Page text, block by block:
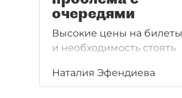
очередями
Высокие цены на билеты
и необходимость стоять
под дождём и снегом
Наталия Эфендиева